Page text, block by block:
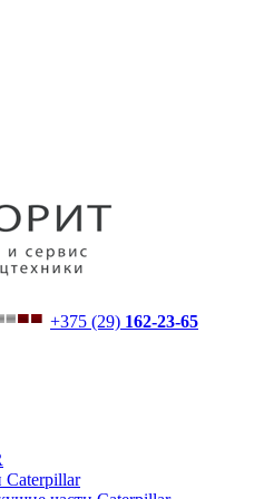
+375 (29) 162-23-65
Caterpillar